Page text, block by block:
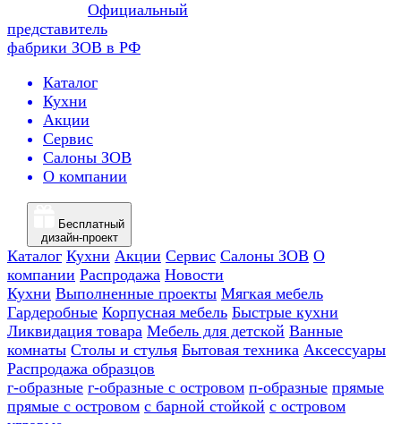
Официальный
представитель
фабрики ЗОВ в РФ
Каталог
Кухни
Акции
Сервис
Салоны ЗОВ
О компании
Бесплатный
дизайн-проект
Каталог Кухни Акции Сервис Салоны ЗОВ О
компании Распродажа Новости
Кухни Выполненные проекты Мягкая мебель
Гардеробные Корпусная мебель Быстрые кухни
Ликвидация товара Мебель для детской Ванные
комнаты Столы и стулья Бытовая техника Аксессуары
Распродажа образцов
г-образные г-образные с островом п-образные прямые
прямые с островом с барной стойкой с островом